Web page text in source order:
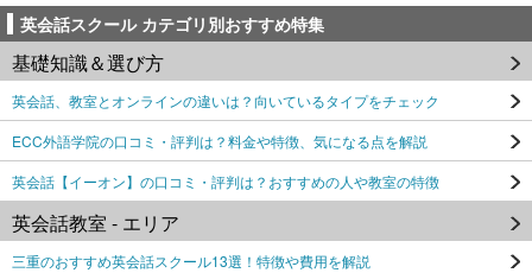
英会話スクール カテゴリ別おすすめ特集
基礎知識＆選び方
英会話、教室とオンラインの違いは？向いているタイプをチェック
ECC外語学院の口コミ・評判は？料金や特徴、気になる点を解説
英会話【イーオン】の口コミ・評判は？おすすめの人や教室の特徴
英会話教室 - エリア
三重のおすすめ英会話スクール13選！特徴や費用を解説